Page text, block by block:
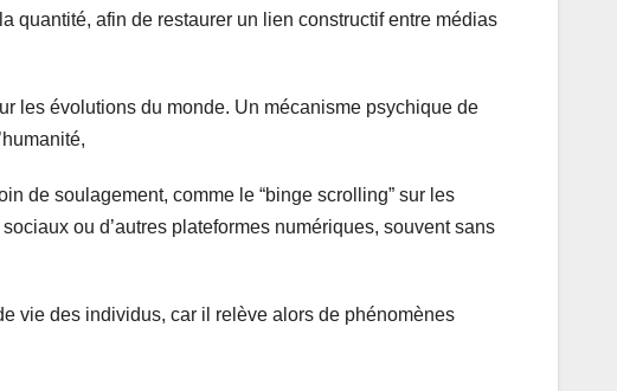
quantité, afin de restaurer un lien constructif entre médias
les évolutions du monde. Un mécanisme psychique de
de soulagement, comme le “binge scrolling” sur les
ou d’autres plateformes numériques, souvent sans
vie des individus, car il relève alors de phénomènes